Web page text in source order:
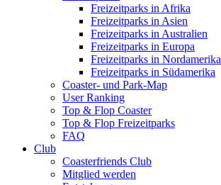
Freizeitparks in Afrika
Freizeitparks in Asien
Freizeitparks in Australien
Freizeitparks in Europa
Freizeitparks in Nordamerika
Freizeitparks in Südamerika
Coaster- und Park-Map
User Ranking
Top & Flop Coaster
Top & Flop Freizeitparks
FAQ
Club
Coasterfriends Club
Mitglied werden